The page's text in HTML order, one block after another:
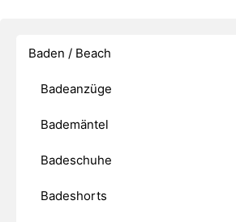
Baden / Beach
Badeanzüge
Bademäntel
Badeschuhe
Badeshorts